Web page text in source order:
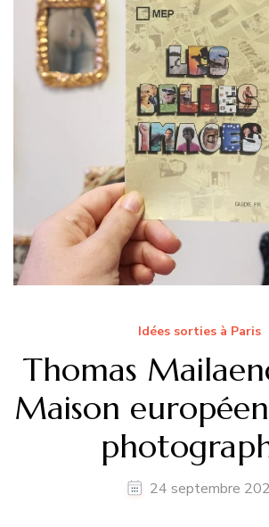
Idées sorties à Paris
Thomas
Maison
24 septembre